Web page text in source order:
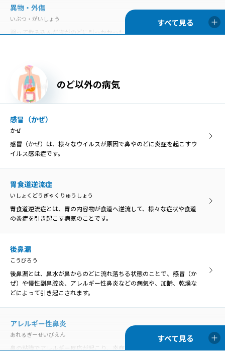
まんせいいんとうえん
慢性扁桃炎
まんせいへんとうえん
慢性扁桃炎は、扁桃の炎症が3カ月以上長期的に残ってしまう病気
で、症状が落ち着いている「慢性期」と急激に悪化する「急性増悪
期」に分けられます。
のどの違和感や異物感、閉塞感、圧迫感などを咽喉頭異常感と呼び、
原因がはっきり分かるものと、明らかな原因がないものに分けられま
す。
いんこうとうえん
口腔や鼻腔の奥にある咽頭と、首の真ん中あたりにある喉頭の両方で
炎症が起きることを咽喉頭炎といいます。
歯周病は、歯の周囲にプラーク（細菌の塊）が付着することが原因と
なって、歯茎に炎症が起きて赤くなったり、歯を支える骨が溶けて歯
がぐらぐらしたりする病気です。
異物・外傷
いぶつ・がいしょう
誤って飲み込んだ物がのどに引っかかった状態を「咽頭異物」とい
胃食道逆流症
いしょくどうぎゃくりゅうしょう
胃食道逆流症とは、胃の内容物が食道へ逆流して、様々な症状や食道
の炎症を引き起こす病気のことです。
咽喉頭異常感症
いんこうとういじょうかんしょう
のどの違和感や異物感、閉塞感、圧迫感などを咽喉頭異常感と呼び、
原因がはっきり分かるものと、明らかな原因がないものに分けられま
す。
咽喉頭炎
いんこうとうえん
口腔や鼻腔の奥にある咽頭と、首の真ん中あたりにある喉頭の両方で
炎症が起きることを咽喉頭炎といいます。
声帯麻痺
せいたいまひ
声帯の動きを司っている「反回神経」に麻痺がおこり、声帯の動きが
悪くなる状態です。
声帯萎縮
のど以外の病気
感冒（かぜ）
かぜ
感冒（かぜ）は、様々なウイルスが原因で鼻やのどに炎症を起こすウ
イルス感染症です。
胃食道逆流症
いしょくどうぎゃくりゅうしょう
胃食道逆流症とは、胃の内容物が食道へ逆流して、様々な症状や食道
の炎症を引き起こす病気のことです。
後鼻漏
こうびろう
後鼻漏とは、鼻水が鼻からのどに流れ落ちる状態のことで、感冒（か
ぜ）や慢性副鼻腔炎、アレルギー性鼻炎などの病気や、加齢、乾燥な
どによって引き起こされます。
アレルギー性鼻炎
あれるぎーせいびえん
鼻の粘膜でアレルギー反応が起こり、炎症を生じる病気です。通年性